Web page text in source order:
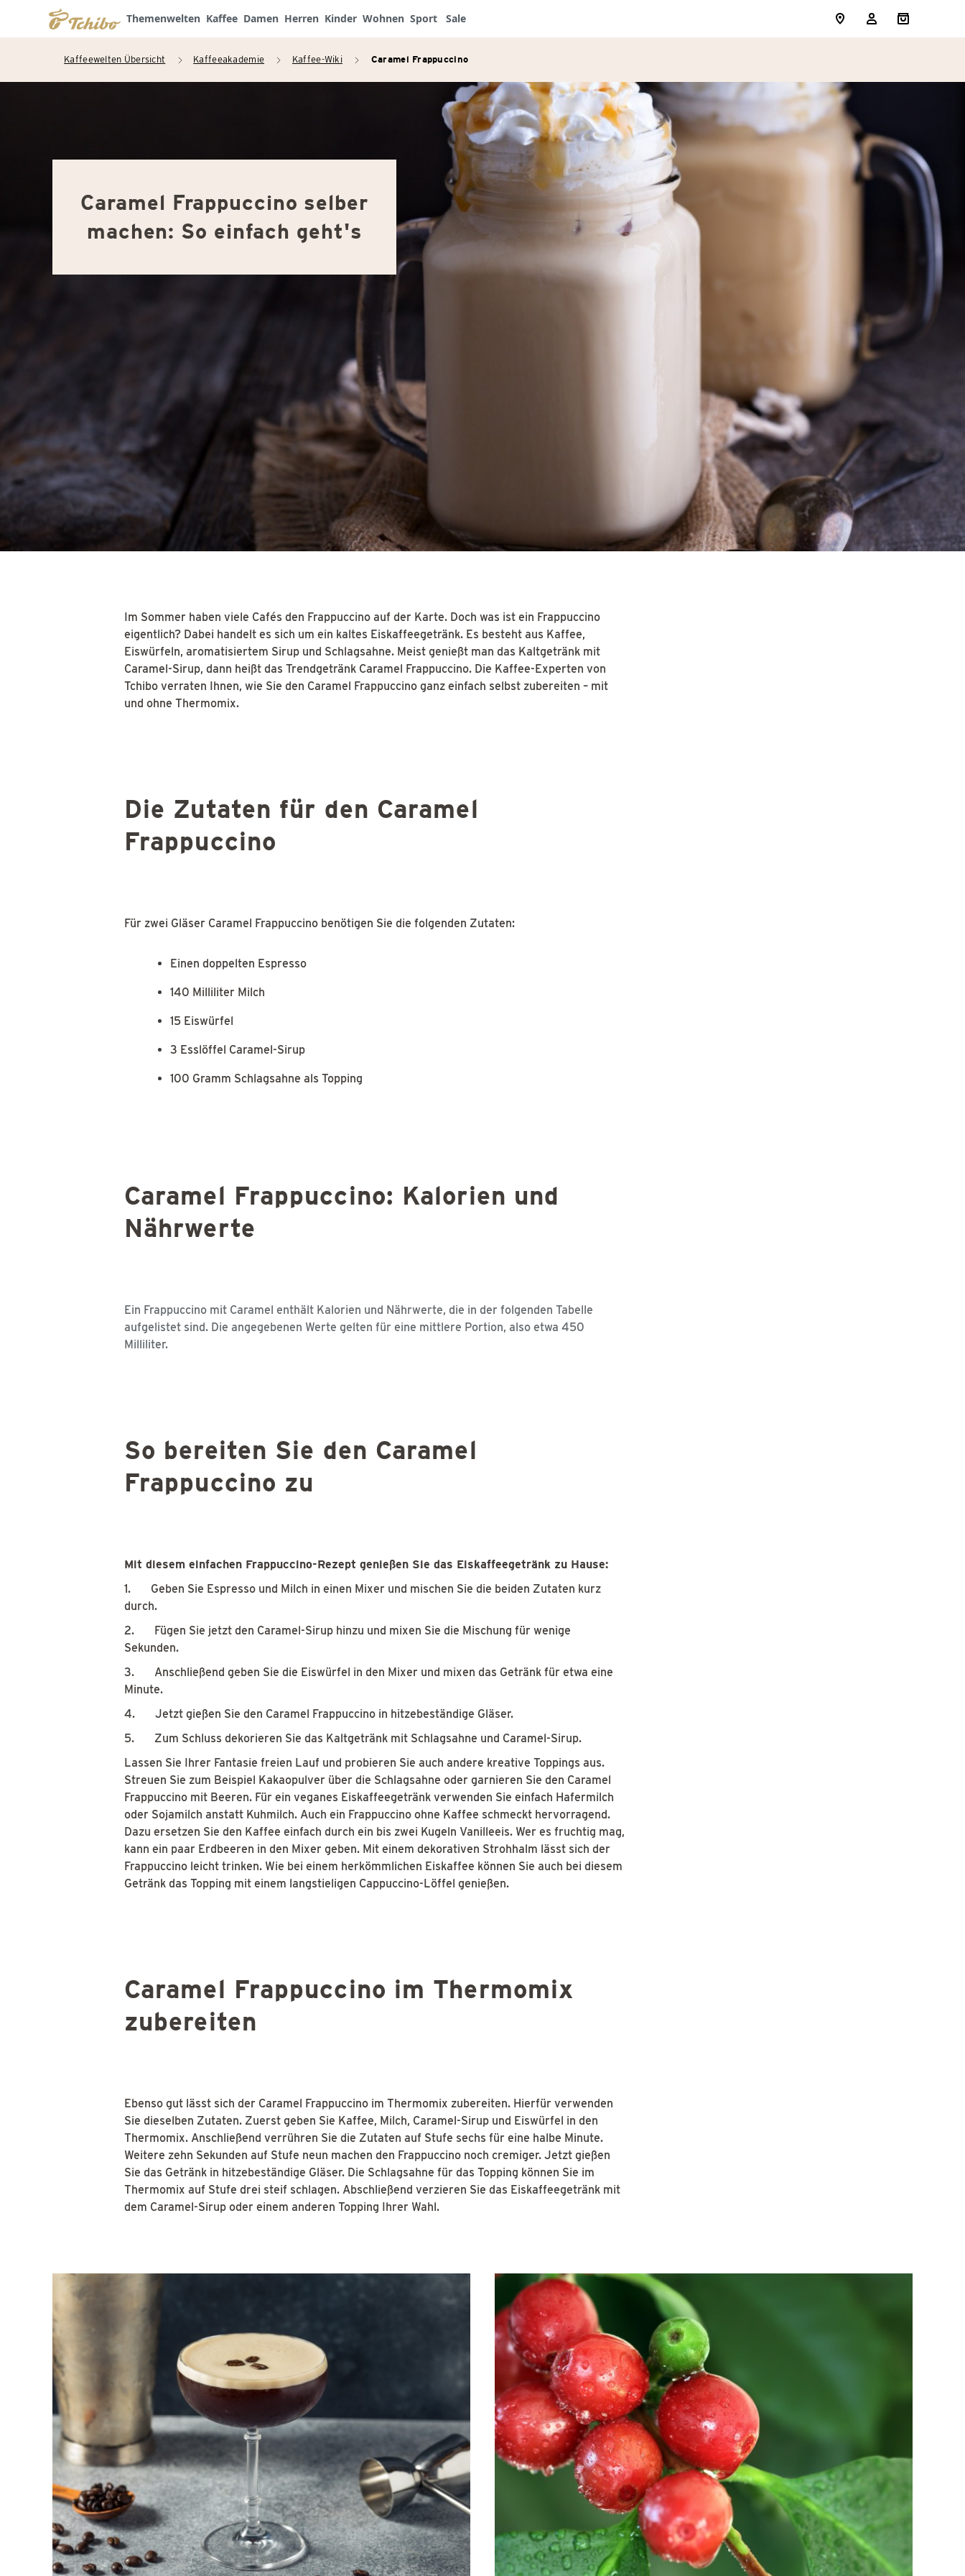
Themenwelten Kaffee Damen Herren Kinder Wohnen Sport Sale
Kaffeewelten Übersicht arrow_right Kaffeeakademie arrow_right Kaffee-Wiki arrow_right Caramel Frappuccino
Caramel Frappuccino selber
machen: So einfach geht's
Im Sommer haben viele Cafés den Frappuccino auf der Karte. Doch was ist ein Frappuccino
eigentlich? Dabei handelt es sich um ein kaltes Eiskaffeegetränk. Es besteht aus Kaffee,
Eiswürfeln, aromatisiertem Sirup und Schlagsahne. Meist genießt man das Kaltgetränk mit
Caramel-Sirup, dann heißt das Trendgetränk Caramel Frappuccino. Die Kaffee-Experten von
Tchibo verraten Ihnen, wie Sie den Caramel Frappuccino ganz einfach selbst zubereiten – mit
und ohne Thermomix.
Die Zutaten für den Caramel
Frappuccino
Für zwei Gläser Caramel Frappuccino benötigen Sie die folgenden Zutaten:
Einen doppelten Espresso
140 Milliliter Milch
15 Eiswürfel
3 Esslöffel Caramel-Sirup
100 Gramm Schlagsahne als Topping
Caramel Frappuccino: Kalorien und
Nährwerte
Ein Frappuccino mit Caramel enthält Kalorien und Nährwerte, die in der folgenden Tabelle
aufgelistet sind. Die angegebenen Werte gelten für eine mittlere Portion, also etwa 450
Milliliter.
So bereiten Sie den Caramel
Frappuccino zu
Mit diesem einfachen Frappuccino-Rezept genießen Sie das Eiskaffeegetränk zu Hause:
1. Geben Sie Espresso und Milch in einen Mixer und mischen Sie die beiden Zutaten kurz
durch.
2. Fügen Sie jetzt den Caramel-Sirup hinzu und mixen Sie die Mischung für wenige
Sekunden.
3. Anschließend geben Sie die Eiswürfel in den Mixer und mixen das Getränk für etwa eine
Minute.
4. Jetzt gießen Sie den Caramel Frappuccino in hitzebeständige Gläser.
5. Zum Schluss dekorieren Sie das Kaltgetränk mit Schlagsahne und Caramel-Sirup.
Lassen Sie Ihrer Fantasie freien Lauf und probieren Sie auch andere kreative Toppings aus.
Streuen Sie zum Beispiel Kakaopulver über die Schlagsahne oder garnieren Sie den Caramel
Frappuccino mit Beeren. Für ein veganes Eiskaffeegetränk verwenden Sie einfach Hafermilch
oder Sojamilch anstatt Kuhmilch. Auch ein Frappuccino ohne Kaffee schmeckt hervorragend.
Dazu ersetzen Sie den Kaffee einfach durch ein bis zwei Kugeln Vanilleeis. Wer es fruchtig mag,
kann ein paar Erdbeeren in den Mixer geben. Mit einem dekorativen Strohhalm lässt sich der
Frappuccino leicht trinken. Wie bei einem herkömmlichen Eiskaffee können Sie auch bei diesem
Getränk das Topping mit einem langstieligen Cappuccino-Löffel genießen.
Caramel Frappuccino im Thermomix
zubereiten
Ebenso gut lässt sich der Caramel Frappuccino im Thermomix zubereiten. Hierfür verwenden
Sie dieselben Zutaten. Zuerst geben Sie Kaffee, Milch, Caramel-Sirup und Eiswürfel in den
Thermomix. Anschließend verrühren Sie die Zutaten auf Stufe sechs für eine halbe Minute.
Weitere zehn Sekunden auf Stufe neun machen den Frappuccino noch cremiger. Jetzt gießen
Sie das Getränk in hitzebeständige Gläser. Die Schlagsahne für das Topping können Sie im
Thermomix auf Stufe drei steif schlagen. Abschließend verzieren Sie das Eiskaffeegetränk mit
dem Caramel-Sirup oder einem anderen Topping Ihrer Wahl.